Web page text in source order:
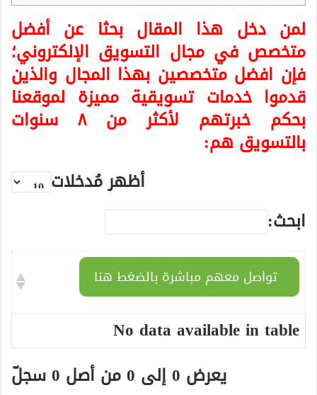
لمن دخل هذا المقال بحثا عن أفضل
متخصص في مجال التسويق الإلكتروني؛
فإن افضل متخصصين بهذا المجال والذين
قدموا خدمات تسويقية مميزة لموقعنا
بحكم خبرتهم لأكثر من ٨ سنوات
بالتسويق هم:
أظهر مُدخلات
ابحث:
تواصل معهم مباشرة بالضغط هنا
No data available in table
يعرض 0 إلى 0 من أصل 0 سجلّ